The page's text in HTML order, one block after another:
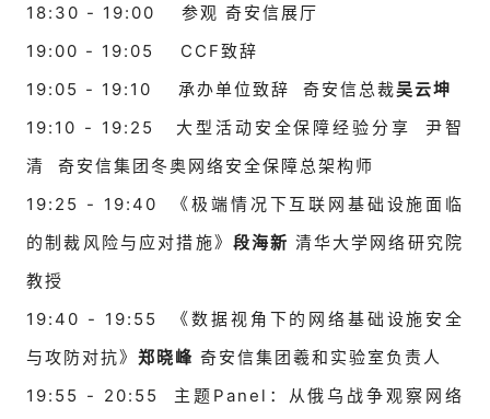
18:30 - 19:00 参观 奇安信展厅
19:00 - 19:05 CCF致辞
19:05 - 19:10 承办单位致辞 奇安信总裁吴云坤
19:10 - 19:25 大型活动安全保障经验分享 尹智
清 奇安信集团冬奥网络安全保障总架构师
19:25 - 19:40
《极端情况下互联网基础设施面临
的制裁风险与应对措施》 段海新 清华大学网络研究院
教授
19:40 - 19:55
《数据视角下的网络基础设施安全
与攻防对抗》 郑晓峰 奇安信集团羲和实验室负责人
19:55 - 20:55 主题Panel：从俄乌战争观察网络